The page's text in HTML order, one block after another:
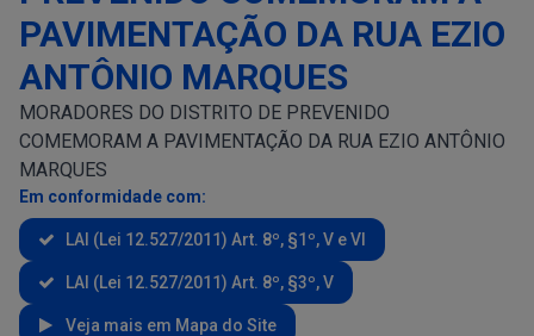
PAVIMENTAÇÃO DA RUA EZIO
ANTÔNIO MARQUES
MORADORES DO DISTRITO DE PREVENIDO
COMEMORAM A PAVIMENTAÇÃO DA RUA EZIO ANTÔNIO
MARQUES
Em conformidade com:
LAI (Lei 12.527/2011) Art. 8º, §1º, V e VI
LAI (Lei 12.527/2011) Art. 8º, §3º, V
Veja mais em Mapa do Site